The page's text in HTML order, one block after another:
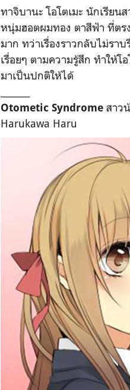
ทาจิบานะ โอโตเมะ นักเรีย
หนุ่มฮอตผมทอง ตาสีฟ้า ที่ตรง
มาก ทว่าเรื่องราวกลับไม่รา
เรื่อยๆ ตามความรู้สึก ทำให้
มาเป็นปกติให้ได้
Otometic Syndrome สาว
Harukawa Haru